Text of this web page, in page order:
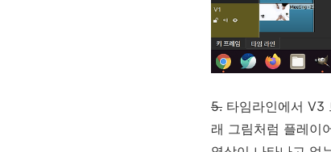
5. 타임라인에서 V3
래 그림처럼 플레이